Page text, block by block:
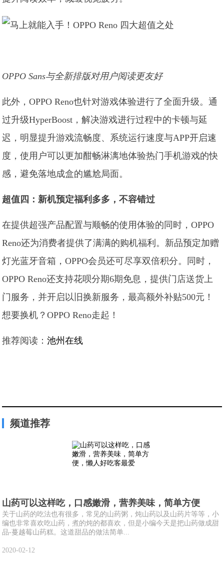
OPPO Sans与全新排版对用户阅读更友好
此外，OPPO Reno也针对游戏体验进行了全面升级。通
过升级HyperBoost，解决游戏进行过程中的卡顿与延
迟，明显提升游戏流畅度、系统运行速度与APP开启速
度，使用户可以更加酣畅淋漓地体验热门手机游戏的快
感，避免落地成盒的尴尬局面。
超值四：新机预定福利多多，不容错过
在提供超强产品配置与顺畅的使用体验的同时，OPPO
Reno还为消费者提供了满满的购机福利。新品预定加赠
灯光蓝牙音箱，OPPO会员还可尽享双倍积分。同时，
OPPO Reno还支持花呗分期6期免息，提供门店送货上
门服务，并开启以旧换新服务，最高额外补贴500元！
想要换机？OPPO Reno走起！
推荐阅读：池州在线
频道推荐
山药可以这样吃，口感嫩滑，营养美味，简单方便
关于山药的吃法也有很多，常见的山药粥，炖山药以及山药片等等，小
编也非常喜欢吃山药，煮的炖的都喜欢，但是小编今天是把山药做成甜
品-蔓越莓山药糕。这道甜品的做法简单...
2020-02-12